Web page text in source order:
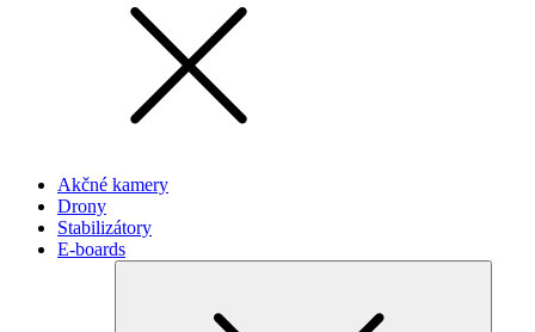
Akčné kamery
Drony
Stabilizátory
E-boards